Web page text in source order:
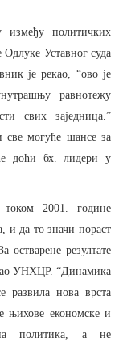
између политичких
Уставног суда
је рекао, “ово је
равнотежу
свих заједница.”
све могуће шансе за
доћи бх. лидери у
током 2001. године
и да то значи пораст
резултате
УНХЦР. “Динамика
развила нова врста
њихове економске и
политика, а не